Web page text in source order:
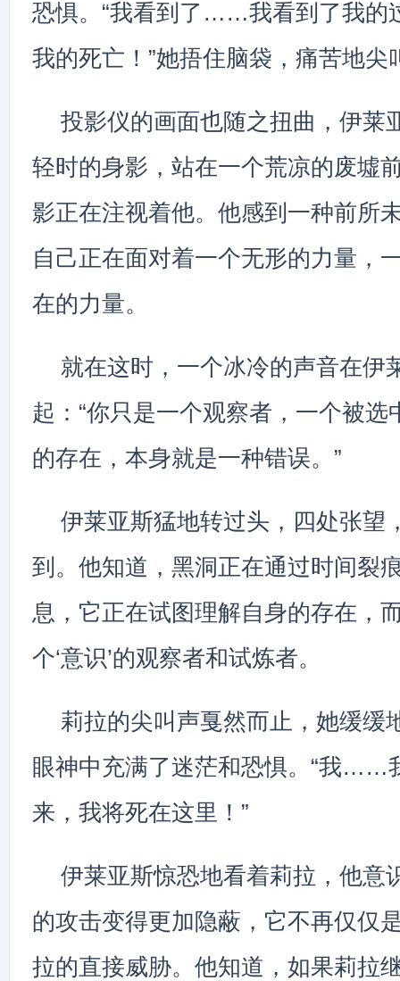
恐惧。“我看到了……我看到了我的
我的死亡！”她捂住脑袋，痛苦地尖
投影仪的画面也随之扭曲，伊莱
轻时的身影，站在一个荒凉的废墟
影正在注视着他。他感到一种前所
自己正在面对着一个无形的力量，
在的力量。
就在这时，一个冰冷的声音在伊
起：“你只是一个观察者，一个被选
的存在，本身就是一种错误。”
伊莱亚斯猛地转过头，四处张望
到。他知道，黑洞正在通过时间裂
息，它正在试图理解自身的存在，
个‘意识’的观察者和试炼者。
莉拉的尖叫声戛然而止，她缓缓
眼神中充满了迷茫和恐惧。“我……
来，我将死在这里！”
伊莱亚斯惊恐地看着莉拉，他意
的攻击变得更加隐蔽，它不再仅仅
拉的直接威胁。他知道，如果莉拉